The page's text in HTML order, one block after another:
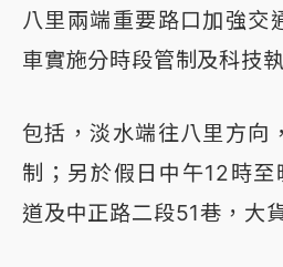
八里兩端重要路口加強交
車實施分時段管制及科技
包括，淡水端往八里方向
制；另於假日中午12時
道及中正路二段51巷，大